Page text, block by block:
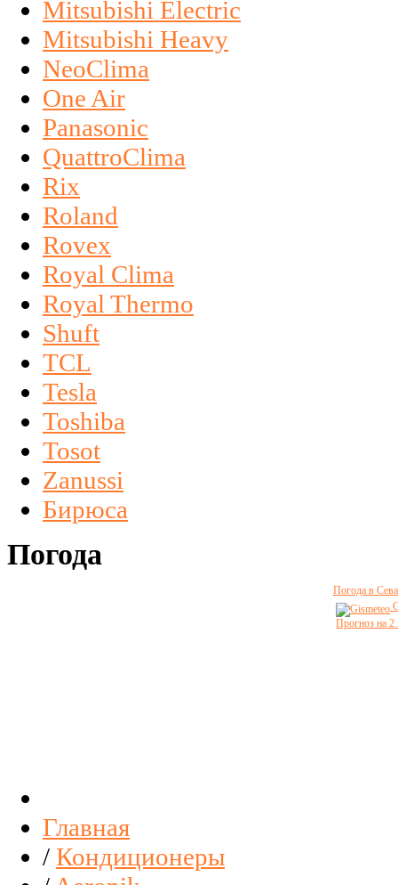
Mitsubishi Electric
Mitsubishi Heavy
NeoClima
One Air
Panasonic
QuattroClima
Rix
Roland
Rovex
Royal Clima
Royal Thermo
Shuft
TCL
Tesla
Toshiba
Tosot
Zanussi
Бирюса
Погода
Погода в
Прогноз на 2
Главная
/ Кондиционеры